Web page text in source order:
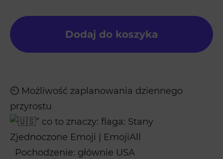
Dodaj do koszyka
⏲️ Możliwość zaplanowania dziennego
przyrostu
Pochodzenie: głównie USA